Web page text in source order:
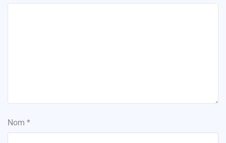
Nom *